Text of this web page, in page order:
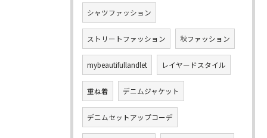
シャツファッション
ストリートファッション 秋ファッション
mybeautifullandlet レイヤードスタイル
重ね着 デニムジャケット
デニムセットアップコーデ